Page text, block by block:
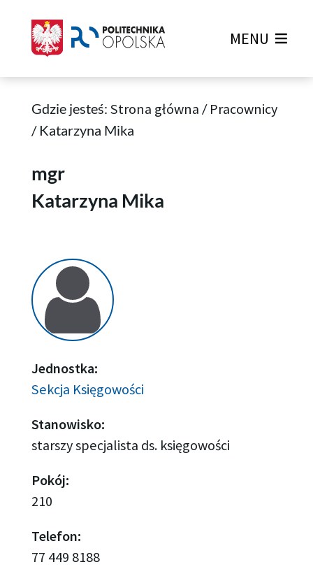
MENU
Gdzie jesteś: Strona główna / Pracownicy
/ Katarzyna Mika
mgr
Katarzyna Mika
Jednostka:
Sekcja Księgowości
Stanowisko:
starszy specjalista ds. księgowości
Pokój:
210
Telefon:
77 449 8188